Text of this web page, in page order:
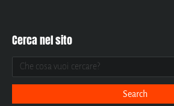
Cerca nel sito